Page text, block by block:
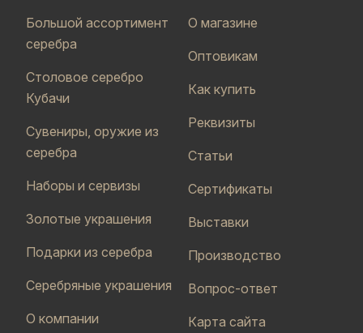
Большой ассортимент
серебра
Столовое серебро
Кубачи
Сувениры, оружие из
серебра
Наборы и сервизы
Золотые украшения
Подарки из серебра
Серебряные украшения
О компании
О магазине
Оптовикам
Как купить
Реквизиты
Статьи
Сертификаты
Выставки
Производство
Вопрос-ответ
Карта сайта